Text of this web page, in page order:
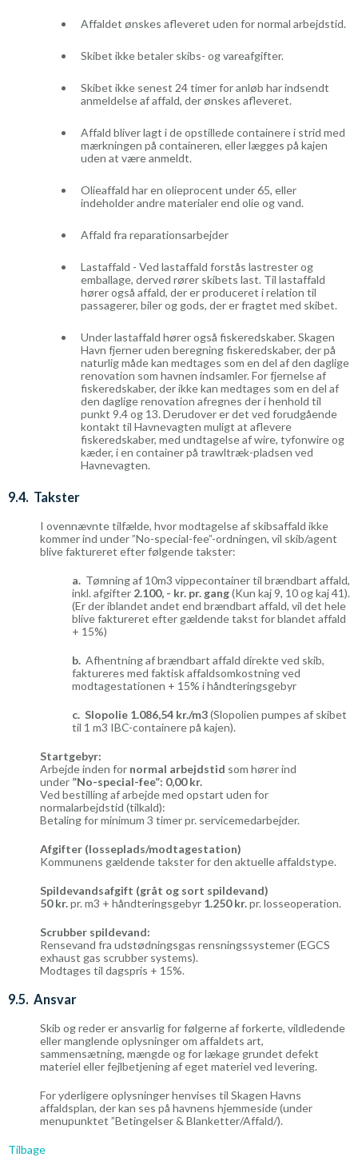
Affaldet ønskes afleveret uden for normal arbejdstid.
Skibet ikke betaler skibs- og vareafgifter.
Skibet ikke senest 24 timer for anløb har indsendt
anmeldelse af affald, der ønskes afleveret.
Affald bliver lagt i de opstillede containere i strid med
mærkningen på containeren, eller lægges på kajen
uden at være anmeldt.
Olieaffald har en olieprocent under 65, eller
indeholder andre materialer end olie og vand.
Affald fra reparationsarbejder
Lastaffald - Ved lastaffald forstås lastrester og
emballage, derved rører skibets last. Til lastaffald
hører også affald, der er produceret i relation til
passagerer, biler og gods, der er fragtet med skibet.
Under lastaffald hører også fiskeredskaber. Skagen
Havn fjerner uden beregning fiskeredskaber, der på
naturlig måde kan medtages som en del af den daglige
renovation som havnen indsamler. For fjernelse af
fiskeredskaber, der ikke kan medtages som en del af
den daglige renovation afregnes der i henhold til
punkt 9.4 og 13. Derudover er det ved forudgående
kontakt til Havnevagten muligt at aflevere
fiskeredskaber, med undtagelse af wire, tyfonwire og
kæder, i en container på trawltræk-pladsen ved
Havnevagten.
9.4. Takster
I ovennævnte tilfælde, hvor modtagelse af skibsaffald ikke
kommer ind under ”No-special-fee”-ordningen, vil skib/agent
blive faktureret efter følgende takster:
a. Tømning af 10m3 vippecontainer til brændbart affald,
inkl. afgifter 2.100, - kr. pr. gang(Kun kaj 9, 10 og kaj 41).
(Er der iblandet andet end brændbart affald, vil det hele
blive faktureret efter gældende takst for blandet affald
+ 15%)
b. Afhentning af brændbart affald direkte ved skib,
faktureres med faktisk affaldsomkostning ved
modtagestationen + 15% i håndteringsgebyr
c. Slopolie 1.086,54 kr./m3(Slopolien pumpes af skibet
til 1 m3 IBC-containere på kajen).
Startgebyr:
Arbejde inden for normal arbejdstid som hører ind
under ”No-special-fee”: 0,00 kr.
Ved bestilling af arbejde med opstart uden for
normalarbejdstid (tilkald):
Betaling for minimum 3 timer pr. servicemedarbejder.
Afgifter (losseplads/modtagestation)
Kommunens gældende takster for den aktuelle affaldstype.
Spildevandsafgift (gråt og sort spildevand)
50 kr.pr. m3 + håndteringsgebyr 1.250 kr.pr. losseoperation.
Scrubber spildevand:
Rensevand fra udstødningsgas rensningssystemer (EGCS
exhaust gas scrubber systems).
Modtages til dagspris + 15%.
9.5. Ansvar
Skib og reder er ansvarlig for følgerne af forkerte, vildledende
eller manglende oplysninger om affaldets art,
sammensætning, mængde og for lækage grundet defekt
materiel eller fejlbetjening af eget materiel ved levering.
For yderligere oplysninger henvises til Skagen Havns
affaldsplan, der kan ses på havnens hjemmeside (under
menupunktet ”Betingelser & Blanketter/Affald/).
Tilbage